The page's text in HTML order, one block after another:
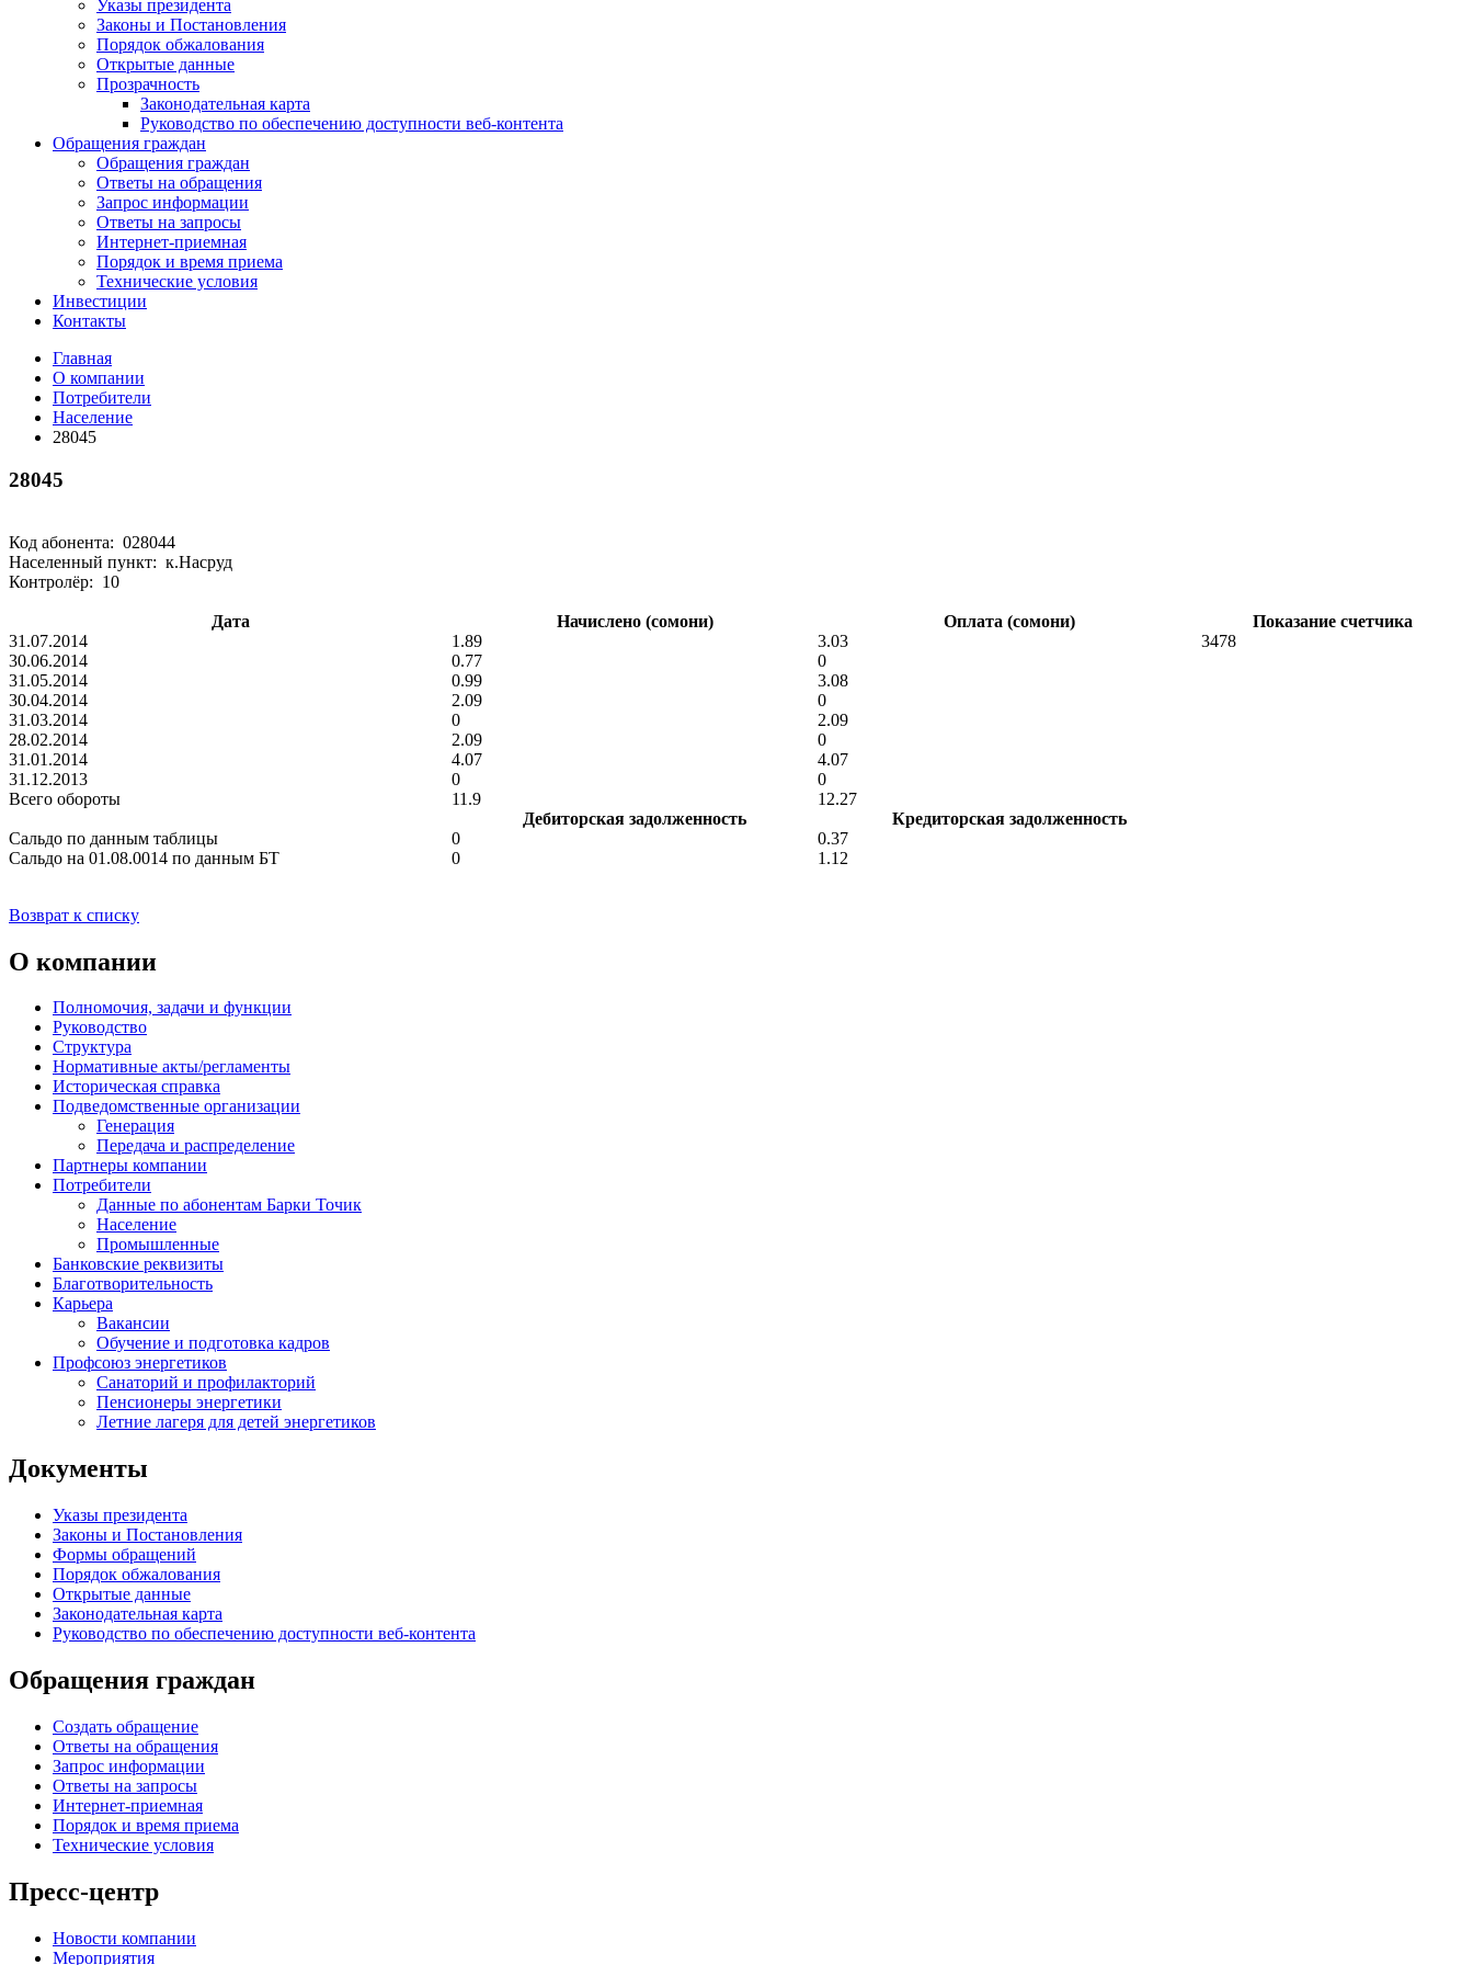
Указы президента
Законы и Постановления
Порядок обжалования
Открытые данные
Прозрачность
Законодательная карта
Руководство по обеспечению доступности веб-контента
Обращения граждан
Обращения граждан
Ответы на обращения
Запрос информации
Ответы на запросы
Интернет-приемная
Порядок и время приема
Технические условия
Инвестиции
Контакты
Главная
О компании
Потребители
Население
28045
28045
Код абонента: 028044
Населенный пункт: к.Насруд
Контролёр: 10
Дата Начислено (сомони) Оплата (сомони)
Показание счетчика
31.07.2014
1.89 3.03
3478
30.06.2014
0.77
0
31.05.2014
0.99
3.08
30.04.2014
2.09
0
31.03.2014
0
2.09
28.02.2014
2.09
0
31.01.2014
4.07
4.07
31.12.2013
0
0
Всего обороты
11.9
12.27
Дебиторская задолженность
Кредиторская задолженность
Сальдо по данным таблицы
0
0.37
Сальдо на 01.08.0014 по данным БТ
0 1.12
Возврат к списку
О компании
Полномочия, задачи и функции
Руководство
Структура
Нормативные акты/регламенты
Историческая справка
Подведомственные организации
Генерация
Передача и распределение
Партнеры компании
Потребители
Данные по абонентам Барки Точик
Население
Промышленные
Банковские реквизиты
Благотворительность
Карьера
Вакансии
Обучение и подготовка кадров
Профсоюз энергетиков
Санаторий и профилакторий
Пенсионеры энергетики
Летние лагеря для детей энергетиков
Документы
Указы президента
Законы и Постановления
Формы обращений
Порядок обжалования
Открытые данные
Законодательная карта
Руководство по обеспечению доступности веб-контента
Обращения граждан
Создать обращение
Ответы на обращения
Запрос информации
Ответы на запросы
Интернет-приемная
Порядок и время приема
Технические условия
Пресс-центр
Новости компании
Мероприятия